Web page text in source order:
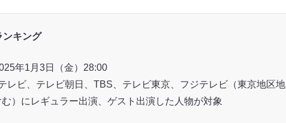
ンキング
年1月3日（金）28:00
レビ、テレビ朝日、TBS、テレビ東京、フジテレビ（東京地区地
）にレギュラー出演、ゲスト出演した人物が対象